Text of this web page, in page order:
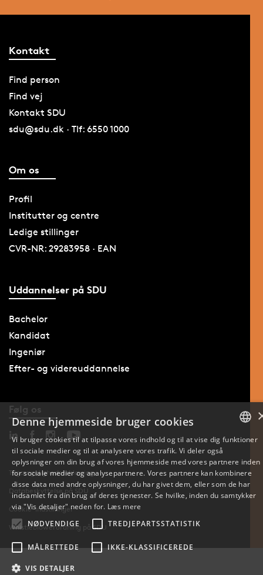
Kontakt
Find person
Find vej
Kontakt SDU
sdu@sdu.dk · Tlf: 6550 1000
Om os
Profil
Institutter og centre
Ledige stillinger
CVR-NR: 29283958 · EAN
Uddannelser på SDU
Bachelor
Kandidat
Ingeniør
Efter- og videreuddannelse
Følg os
Tilgængelighedserklæring
Databeskyttelse på SDU
Cookie-indstillinger
Whistleblowerordning på SDU
ENGLISH
Denne hjemmeside bruger cookies
Vi bruger cookies til at tilpasse vores indhold og til at vise dig funktioner
til sociale medier og til at analysere vores trafik. Vi deler også
oplysninger om din brug af vores hjemmeside med vores partnere inden
for sociale medier og analysepartnere. Vores partnere kan kombinere
disse data med andre oplysninger, du har givet dem, eller som de har
indsamlet fra din brug af deres tjenester. Se hvilke, inden du samtykker
via "Vis detaljer" neden for. Læs mere
NØDVENDIGE
TREDJEPARTSSTATISTIK
MÅLRETTEDE IKKE-KLASSIFICEREDE
VIS DETALJER